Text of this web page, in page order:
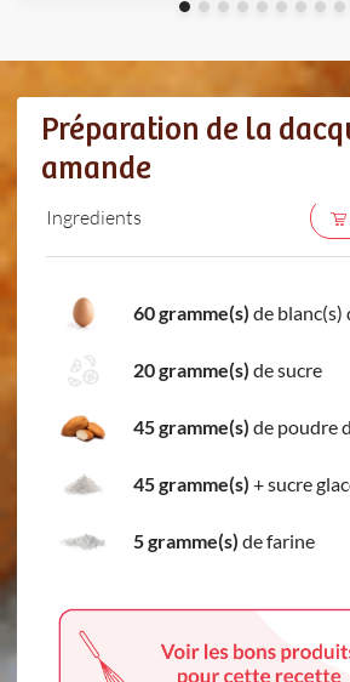
Préparation de la
amande
Ingredients
60 gramme(s) de blanc(s)
20 gramme(s) de sucre
45 gramme(s) de poudre
45 gramme(s) +sucre
5 gramme(s) de farine